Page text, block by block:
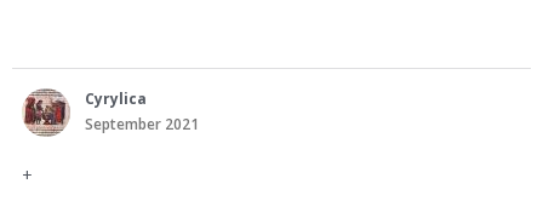
Cyrylica
September 2021
+